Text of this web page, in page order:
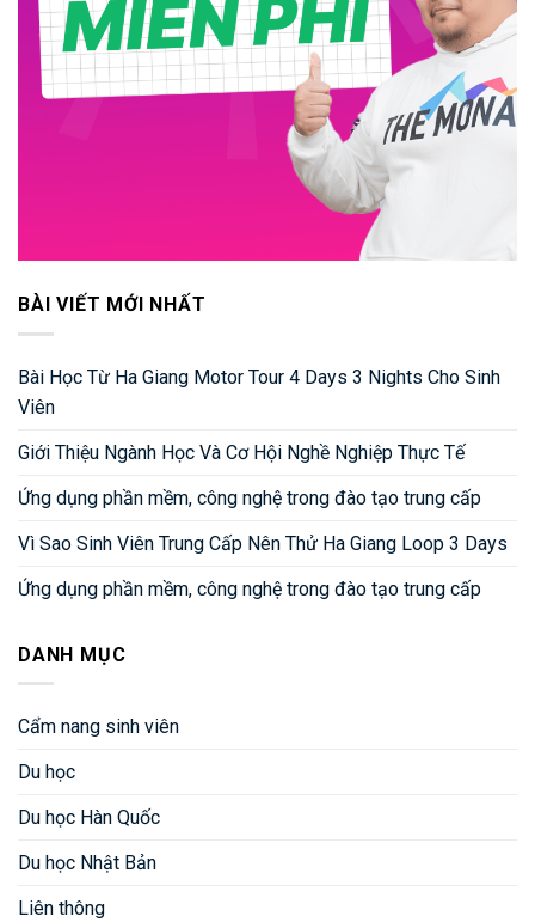
BÀI VIẾT MỚI NHẤT
Bài Học Từ Ha Giang Motor Tour 4 Days 3 Nights Cho Sinh
Viên
Giới Thiệu Ngành Học Và Cơ Hội Nghề Nghiệp Thực Tế
Ứng dụng phần mềm, công nghệ trong đào tạo trung cấp
Vì Sao Sinh Viên Trung Cấp Nên Thử Ha Giang Loop 3 Days
Ứng dụng phần mềm, công nghệ trong đào tạo trung cấp
DANH MỤC
Cẩm nang sinh viên
Du học
Du học Hàn Quốc
Du học Nhật Bản
Liên thông